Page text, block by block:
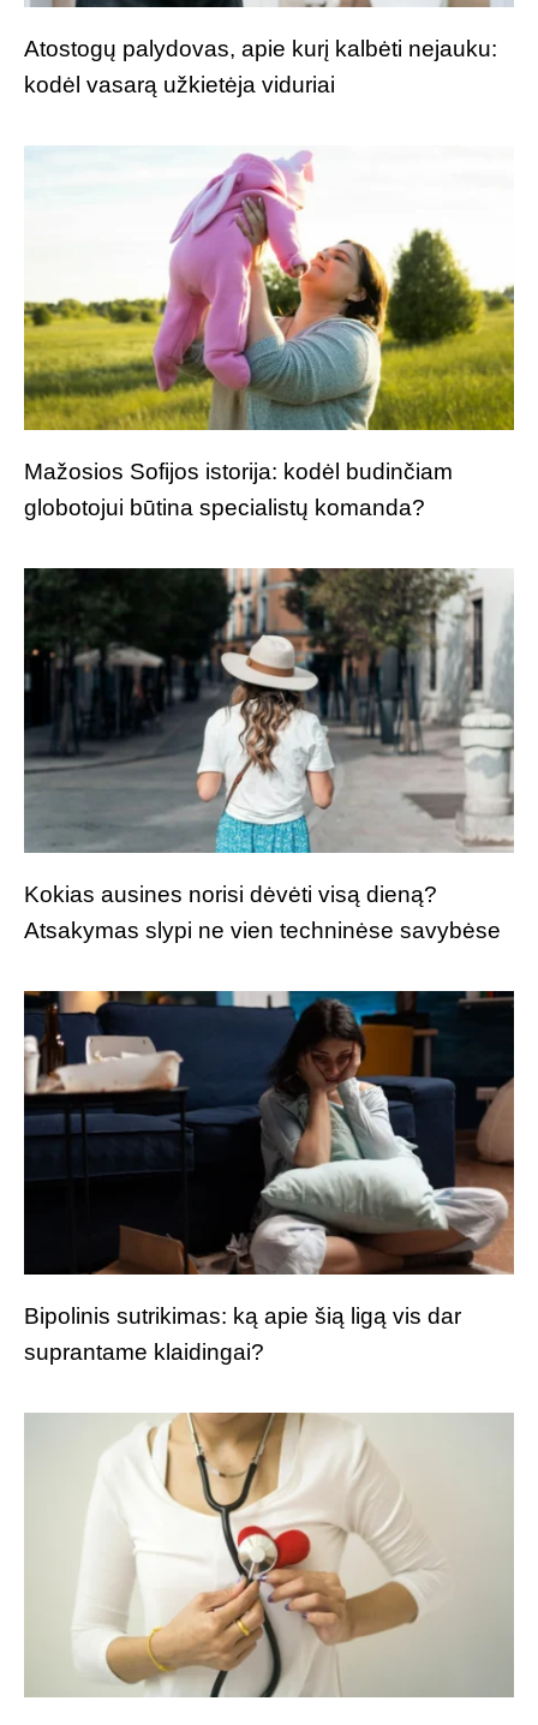
Atostogų palydovas, apie kurį kalbėti nejauku:
kodėl vasarą užkietėja viduriai
Mažosios Sofijos istorija: kodėl budinčiam
globotojui būtina specialistų komanda?
Kokias ausines norisi dėvėti visą dieną?
Atsakymas slypi ne vien techninėse savybėse
Bipolinis sutrikimas: ką apie šią ligą vis dar
suprantame klaidingai?